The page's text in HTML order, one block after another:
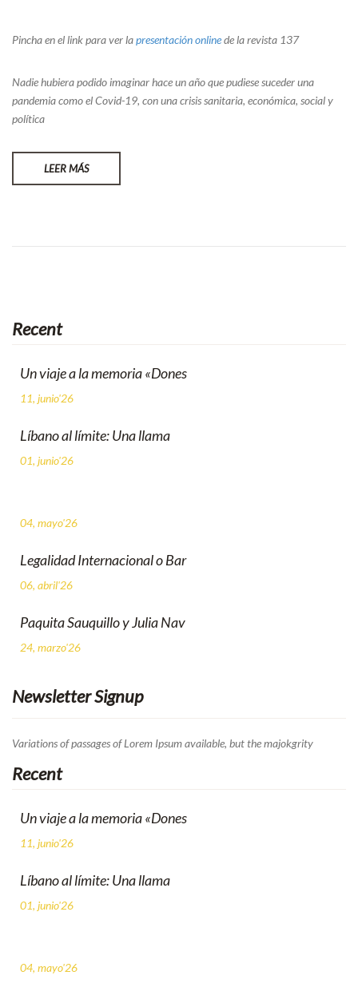
Pincha en el link para ver lapresentación onlinede la revista 137
Nadie hubiera podido imaginar hace un año que pudiese suceder una
pandemia como el Covid-19, con una crisis sanitaria, económica, social y
política
LEER MÁS
Recent
Un viaje a la memoria «Dones
11, junio'26
Líbano al límite: Una llama
01, junio'26
04, mayo'26
Legalidad Internacional o Bar
06, abril'26
Paquita Sauquillo y Julia Nav
24, marzo'26
Newsletter Signup
Variations of passages of Lorem Ipsum available, but the majokgrity
Recent
Un viaje a la memoria «Dones
11, junio'26
Líbano al límite: Una llama
01, junio'26
04, mayo'26